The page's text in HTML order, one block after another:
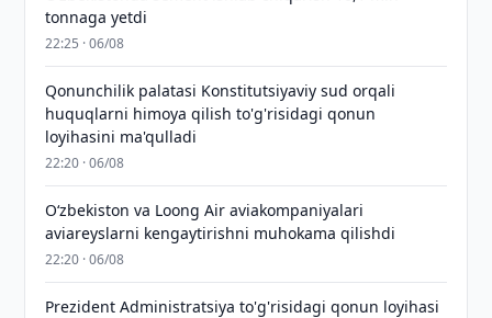
tonnaga yetdi
22:25 · 06/08
Qonunchilik palatasi Konstitutsiyaviy sud orqali
huquqlarni himoya qilish to'g'risidagi qonun
loyihasini ma'qulladi
22:20 · 06/08
Oʻzbekiston va Loong Air aviakompaniyalari
aviareyslarni kengaytirishni muhokama qilishdi
22:20 · 06/08
Prezident Administratsiya to'g'risidagi qonun loyihasi